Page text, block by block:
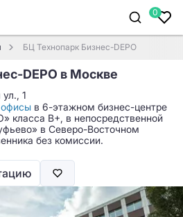
0
БЦ Технопарк Бизнес-DEPO
DEPO в Москве
1
в 6-этажном бизнес-центре
класса B+, в непосредственной
в Северо-Восточном
без комиссии.